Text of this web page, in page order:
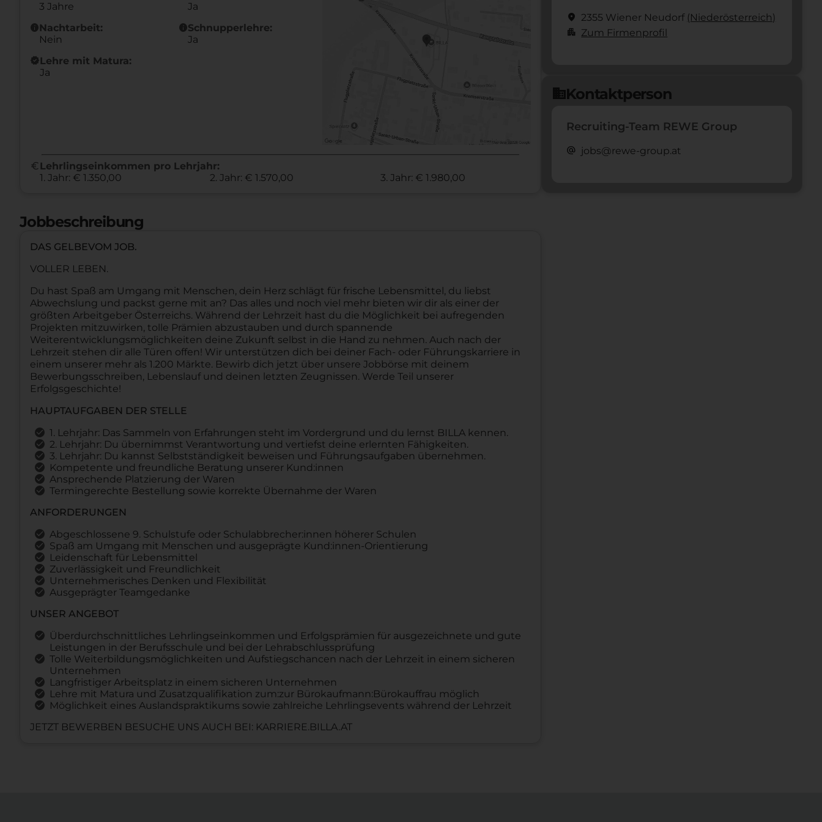
3 Jahre
Ja
infoNachtarbeit:
Nein
infoSchnupperlehre:
Ja
new_releasesLehre mit Matura:
Ja
euro Lehrlingseinkommen pro Lehrjahr:
1. Jahr: € 1.350,00
2. Jahr: € 1.570,00 3. Jahr: € 1.980,00
Jobbeschreibung
DAS GELBEVOM JOB.
VOLLER LEBEN.
Du hast Spaß am Umgang mit Menschen, dein Herz schlägt für frische Lebensmittel, du liebst
Abwechslung und packst gerne mit an? Das alles und noch viel mehr bieten wir dir als einer der
größten Arbeitgeber Österreichs. Während der Lehrzeit hast du die Möglichkeit bei aufregenden
Projekten mitzuwirken, tolle Prämien abzustauben und durch spannende
Weiterentwicklungsmöglichkeiten deine Zukunft selbst in die Hand zu nehmen. Auch nach der
Lehrzeit stehen dir alle Türen offen! Wir unterstützen dich bei deiner Fach- oder Führungskarriere in
einem unserer mehr als 1.200 Märkte. Bewirb dich jetzt über unsere Jobbörse mit deinem
Bewerbungsschreiben, Lebenslauf und deinen letzten Zeugnissen. Werde Teil unserer
Erfolgsgeschichte!
HAUPTAUFGABEN DER STELLE
1. Lehrjahr: Das Sammeln von Erfahrungen steht im Vordergrund und du lernst BILLA kennen.
2. Lehrjahr: Du übernimmst Verantwortung und vertiefst deine erlernten Fähigkeiten.
3. Lehrjahr: Du kannst Selbstständigkeit beweisen und Führungsaufgaben übernehmen.
Kompetente und freundliche Beratung unserer Kund:innen
Ansprechende Platzierung der Waren
Termingerechte Bestellung sowie korrekte Übernahme der Waren
ANFORDERUNGEN
Abgeschlossene 9. Schulstufe oder Schulabbrecher:innen höherer Schulen
Spaß am Umgang mit Menschen und ausgeprägte Kund:innen-Orientierung
Leidenschaft für Lebensmittel
Zuverlässigkeit und Freundlichkeit
Unternehmerisches Denken und Flexibilität
Ausgeprägter Teamgedanke
UNSER ANGEBOT
Überdurchschnittliches Lehrlingseinkommen und Erfolgsprämien für ausgezeichnete und gute
Leistungen in der Berufsschule und bei der Lehrabschlussprüfung
Tolle Weiterbildungsmöglichkeiten und Aufstiegschancen nach der Lehrzeit in einem sicheren
Unternehmen
Langfristiger Arbeitsplatz in einem sicheren Unternehmen
Lehre mit Matura und Zusatzqualifikation zum:zur Bürokaufmann:Bürokauffrau möglich
Möglichkeit eines Auslandspraktikums sowie zahlreiche Lehrlingsevents während der Lehrzeit
JETZT BEWERBEN BESUCHE UNS AUCH BEI: KARRIERE.BILLA.AT
location_on 2355 Wiener Neudorf (Nieder­österreich)
apartment Zum Firmenprofil
domainKontaktperson
Recruiting-Team REWE Group
alternate_email jobs@rewe-group.at